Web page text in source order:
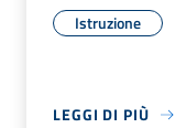
Istruzione
LEGGI DI PIÙ